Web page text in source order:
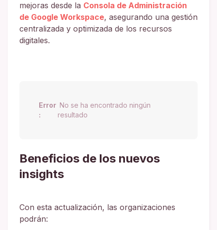
mejoras desde la Consola de Administración
de Google Workspace, asegurando una gestión
centralizada y optimizada de los recursos
digitales.
Error
:
No se ha encontrado ningún
resultado
Beneficios de los nuevos
insights
Con esta actualización, las organizaciones
podrán: